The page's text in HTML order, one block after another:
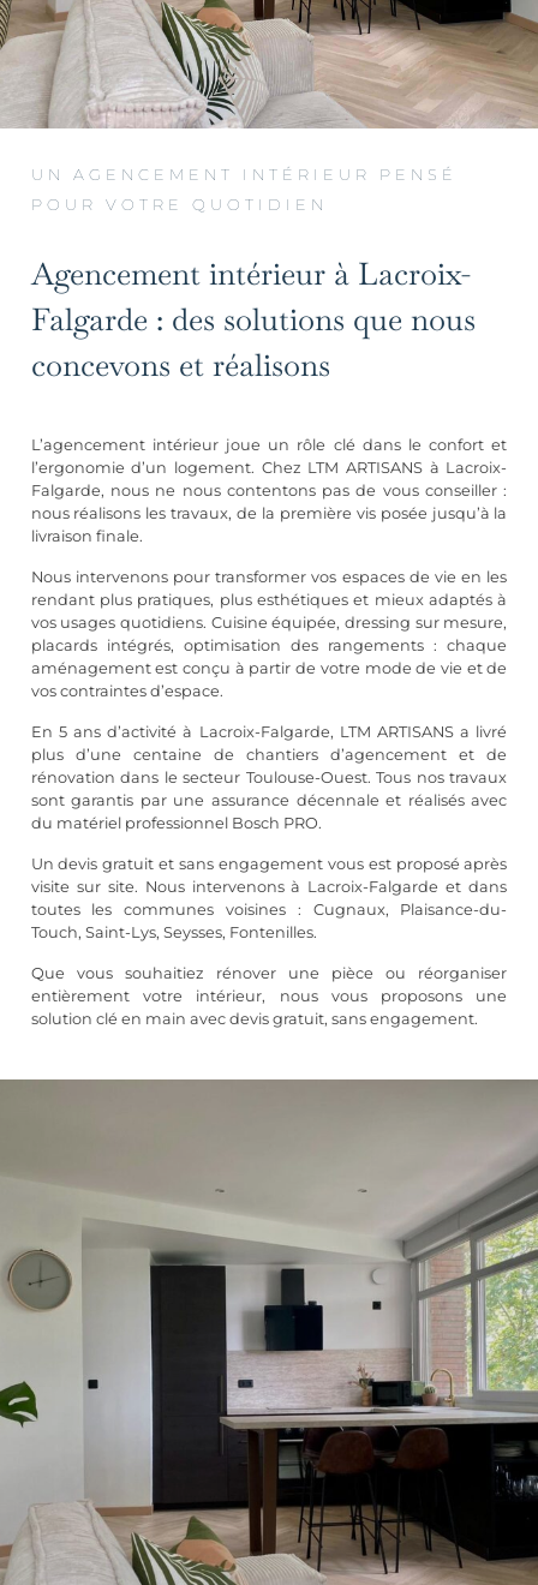
UN AGENCEMENT INTÉRIEUR PENSÉ
POUR VOTRE QUOTIDIEN
Agencement intérieur à Lacroix-
Falgarde : des solutions que nous
concevons et réalisons
L’agencement intérieur joue un rôle clé dans le confort et
l’ergonomie d’un logement. Chez LTM ARTISANS à Lacroix-
Falgarde, nous ne nous contentons pas de vous conseiller :
nous réalisons les travaux, de la première vis posée jusqu’à la
livraison finale.
Nous intervenons pour transformer vos espaces de vie en les
rendant plus pratiques, plus esthétiques et mieux adaptés à
vos usages quotidiens. Cuisine équipée, dressing sur mesure,
placards intégrés, optimisation des rangements : chaque
aménagement est conçu à partir de votre mode de vie et de
vos contraintes d’espace.
En 5 ans d’activité à Lacroix-Falgarde, LTM ARTISANS a livré
plus d’une centaine de chantiers d’agencement et de
rénovation dans le secteur Toulouse-Ouest. Tous nos travaux
sont garantis par une assurance décennale et réalisés avec
du matériel professionnel Bosch PRO.
Un devis gratuit et sans engagement vous est proposé après
visite sur site. Nous intervenons à Lacroix-Falgarde et dans
toutes les communes voisines : Cugnaux, Plaisance-du-
Touch, Saint-Lys, Seysses, Fontenilles.
Que vous souhaitiez rénover une pièce ou réorganiser
entièrement votre intérieur, nous vous proposons une
solution clé en main avec devis gratuit, sans engagement.